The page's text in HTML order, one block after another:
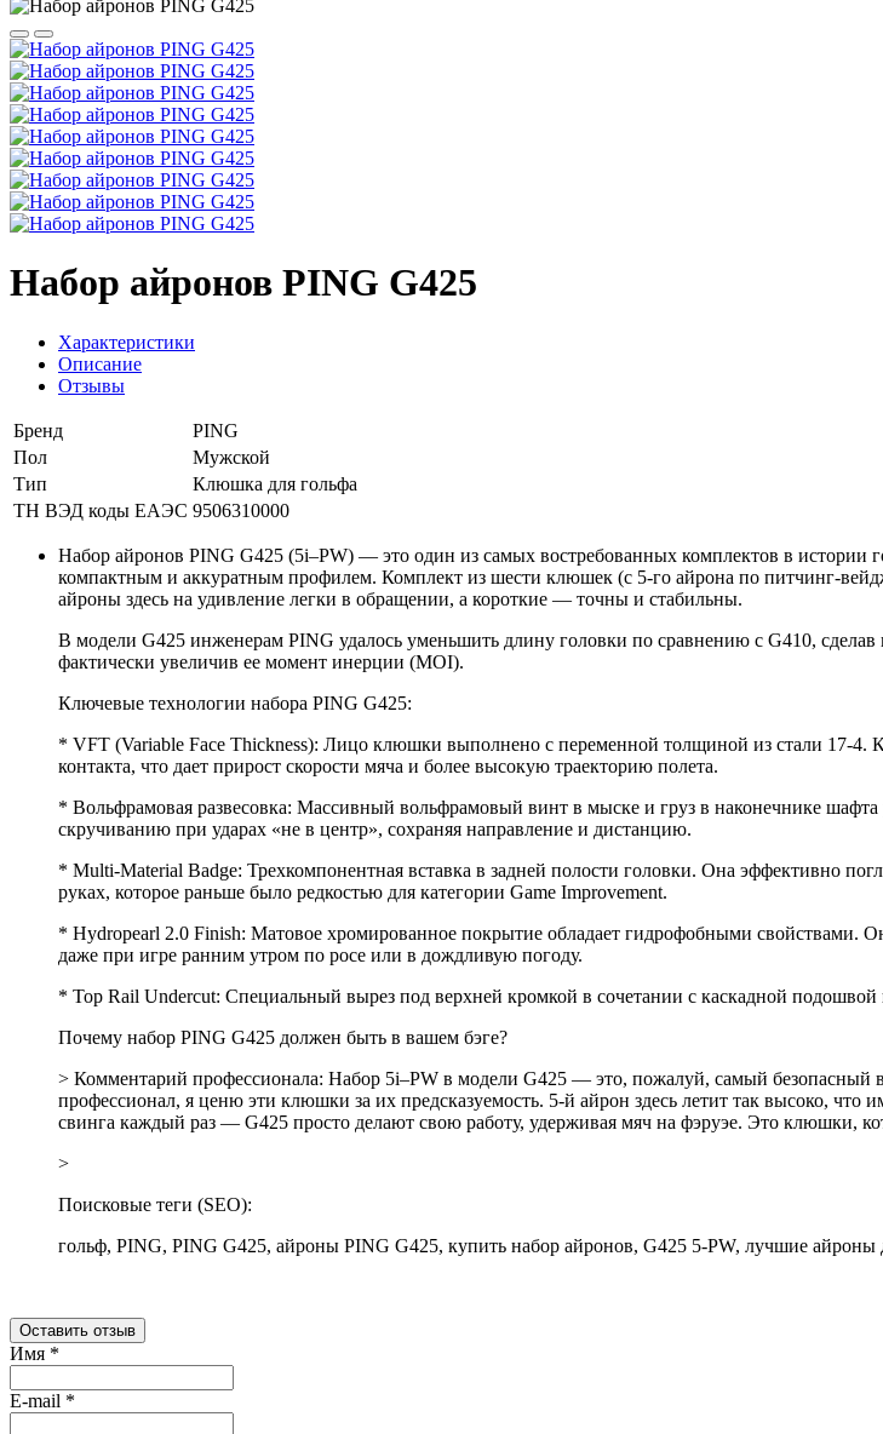
Набор айронов PING G425
Характеристики
Описание
Отзывы
Бренд
PING
Пол
Мужской
Тип
Клюшка для гольфа
ТН ВЭД коды ЕАЭС 9506310000
Набор айронов PING G425 (5i–PW) — это один из самых востребованных комплектов в истории
компактным и аккуратным профилем. Комплект из шести клюшек (с 5-го айрона по питчинг-
айроны здесь на удивление легки в обращении, а короткие — точны и стабильны.
В модели G425 инженерам PING удалось уменьшить длину головки по сравнению с G410,
фактически увеличив ее момент инерции (MOI).
Ключевые технологии набора PING G425:
* VFT (Variable Face Thickness): Лицо клюшки выполнено с переменной толщиной из стали 17-4.
контакта, что дает прирост скорости мяча и более высокую траекторию полета.
* Вольфрамовая развесовка: Массивный вольфрамовый винт в мыске и груз в наконечнике
скручиванию при ударах «не в центр», сохраняя направление и дистанцию.
* Multi-Material Badge: Трехкомпонентная вставка в задней полости головки. Она эффективно
руках, которое раньше было редкостью для категории Game Improvement.
* Hydropearl 2.0 Finish: Матовое хромированное покрытие обладает гидрофобными свойствами.
даже при игре ранним утром по росе или в дождливую погоду.
* Top Rail Undercut: Специальный вырез под верхней кромкой в сочетании с каскадной подошвой
Почему набор PING G425 должен быть в вашем бэге?
> Комментарий профессионала: Набор 5i–PW в модели G425 — это, пожалуй, самый безопасный
профессионал, я ценю эти клюшки за их предсказуемость. 5-й айрон здесь летит так высоко,
свинга каждый раз — G425 просто делают свою работу, удерживая мяч на фэруэе. Это клюшки,
>
Поисковые теги (SEO):
гольф, PING, PING G425, айроны PING G425, купить набор айронов, G425 5-PW, лучшие айроны
Оставить отзыв
Имя *
E-mail *